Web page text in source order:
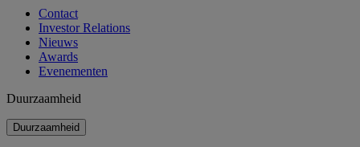
Contact
Investor Relations
Nieuws
Awards
Evenementen
Duurzaamheid
Duurzaamheid